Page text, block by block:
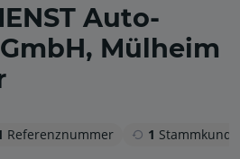
Auto-
Mülheim
Referenznummer 1 Stammkunde